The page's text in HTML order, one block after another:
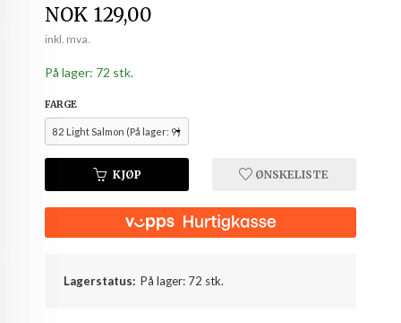
Pris
NOK 129,00
inkl. mva.
På lager: 72 stk.
FARGE
KJØP ØNSKELISTE
Lagerstatus: På lager: 72 stk.